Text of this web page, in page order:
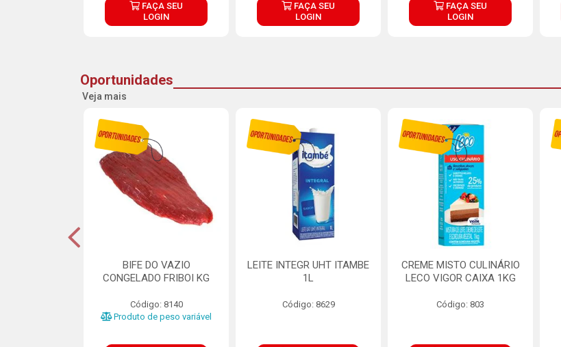
FAÇA SEU
LOGIN
FAÇA SEU
LOGIN
FAÇA SEU
LOGIN
Oportunidades
Veja mais
BIFE DO VAZIO
CONGELADO FRIBOI KG
Código: 8140
Produto de peso variável
LEITE INTEGR UHT ITAMBE
1L
Código: 8629
CREME MISTO CULINÁRIO
LECO VIGOR CAIXA 1KG
Código: 803